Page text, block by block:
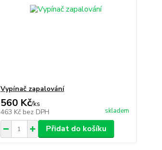
Vypínač zapalování
560 Kč/ks
463 Kč bez DPH skladem
Přidat do košíku